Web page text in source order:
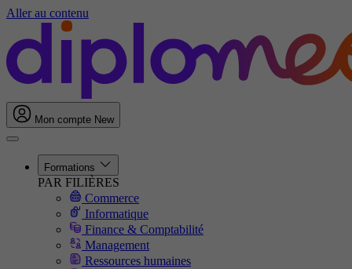
Aller au contenu
Mon compte New
Formations
PAR FILIÈRES
Commerce
Informatique
Finance & Comptabilité
Management
Ressources humaines